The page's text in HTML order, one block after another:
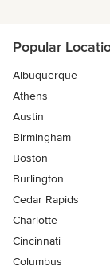
Popular
Albuquerque
Athens
Austin
Birmingham
Boston
Burlington
Cedar Rapids
Charlotte
Cincinnati
Columbus